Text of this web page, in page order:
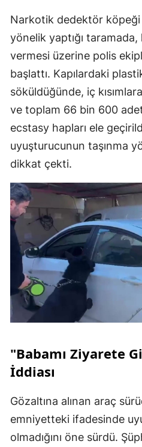
Narkotik dedektör köpeği
yönelik yaptığı taramada,
vermesi üzerine polis
başlattı. Kapılardaki
söküldüğünde, iç
ve toplam 66 bin 600
ecstasy hapları ele
uyuşturucunun taşınma
dikkat çekti.
"Babamı Ziyarete
İddiası
Gözaltına alınan araç
emniyetteki ifadesinde
olmadığını öne sürdü.